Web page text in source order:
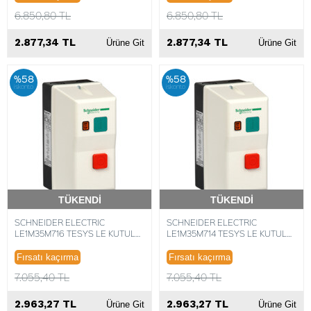
6.850,80 TL
2.877,34 TL Ürüne Git
6.850,80 TL
2.877,34 TL Ürüne Git
%58
iskonto
TÜKENDİ
Hızlı Teslimat
SCHNEIDER ELECTRIC
LE1M35M716 TESYS LE KUTULU
3389110765670
Fırsatı kaçırma
7.055,40 TL
2.963,27 TL Ürüne Git
%58
iskonto
TÜKENDİ
Hızlı Teslimat
SCHNEIDER ELECTRIC
LE1M35M714 TESYS LE KUTULU
3389110765663
Fırsatı kaçırma
7.055,40 TL
2.963,27 TL Ürüne Git